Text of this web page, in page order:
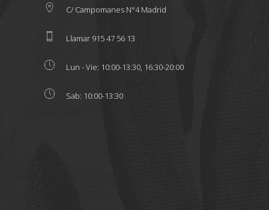
C/ Campomanes N°4 Madrid
Llamar 915 47 56 13
Lun - Vie: 10:00-13:30, 16:30-20:00
Sab: 10:00-13:30